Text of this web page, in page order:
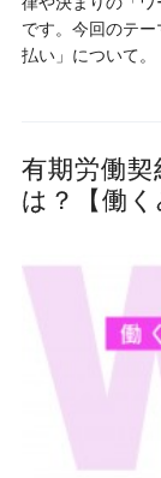
です。今回のテ
払い」について。
有期労働
は？【働